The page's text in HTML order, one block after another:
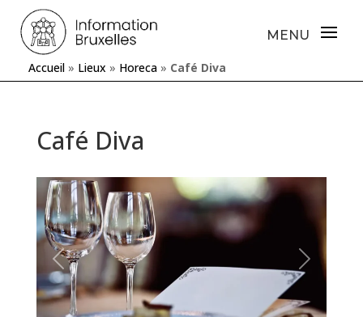
Accueil » Lieux » Horeca » Café Diva
Café Diva
Précédente Prochaine